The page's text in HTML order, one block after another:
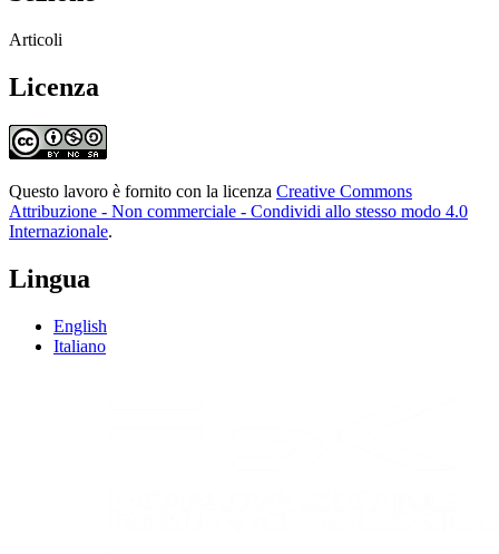
Articoli
Licenza
Questo lavoro è fornito con la licenza Creative Commons
Attribuzione - Non commerciale - Condividi allo stesso modo 4.0
Internazionale.
Lingua
English
Italiano